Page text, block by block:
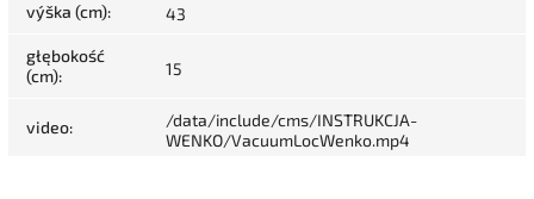
výška (cm): 43
głębokość
(cm): 15
video:
/data/include/cms/INSTRUKCJA-
WENKO/VacuumLocWenko.mp4